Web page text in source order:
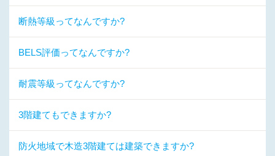
断熱等級ってなんですか?
BELS評価ってなんですか?
耐震等級ってなんですか?
3階建てもできますか?
防火地域で木造3階建ては建築できますか?